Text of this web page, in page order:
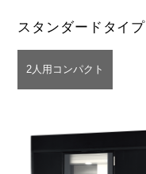
スタンダードタイプ
2人用コンパクト